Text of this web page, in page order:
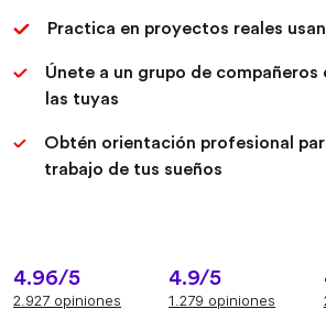
Practica en proyectos reales
Únete a un grupo de compañeros
las tuyas
Obtén orientación profesional
trabajo de tus sueños
4.96/5
2.927 opiniones
4.9/5
1.279 opiniones